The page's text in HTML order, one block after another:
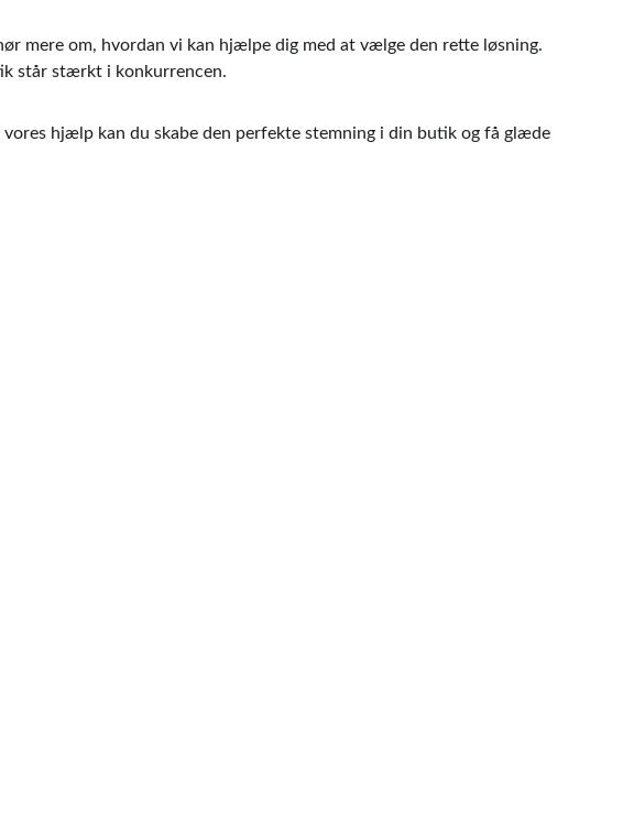
mere om, hvordan vi kan hjælpe dig med at vælge den rette løsning.
står stærkt i konkurrencen.
vores hjælp kan du skabe den perfekte stemning i din butik og få glæde